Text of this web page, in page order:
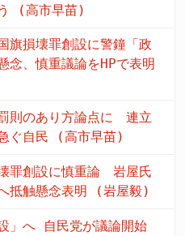
(高市早苗)
旗損壊罪創設に警鐘「政
念、慎重議論をHPで表明
則のあり方論点に 連立
ぐ自民 (高市早苗)
罪創設に慎重論 岩屋氏
へ抵触懸念表明 (岩屋毅)
」へ 自民党が議論開始